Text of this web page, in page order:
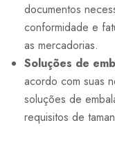
documentos
conformidade e
as mercadorias.
Soluções de
acordo com suas
soluções de
requisitos de